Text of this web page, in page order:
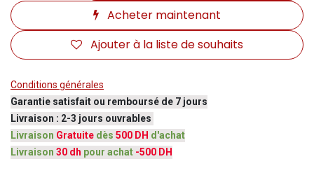
Acheter maintenant
Ajouter à la liste de souhaits
Conditions générales
Garantie satisfait ou remboursé de 7 jours
Livraison : 2-3 jours ouvrables
Livraison Gratuite dès 500 DH d'achat
Livraison 30 dh pour achat -500 DH